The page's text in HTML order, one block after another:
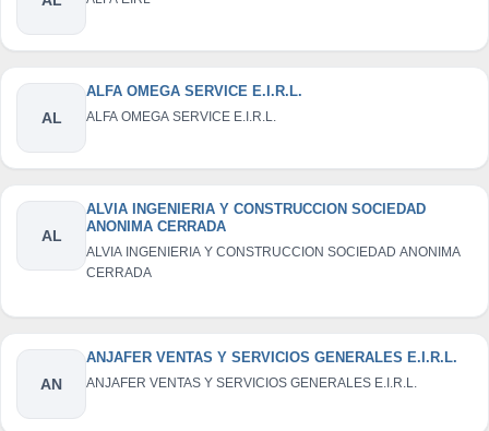
AL
ALFA OMEGA SERVICE E.I.R.L.
ALFA OMEGA SERVICE E.I.R.L.
AL
ALVIA INGENIERIA Y CONSTRUCCION SOCIEDAD
ANONIMA CERRADA
ALVIA INGENIERIA Y CONSTRUCCION SOCIEDAD ANONIMA
CERRADA
AN
ANJAFER VENTAS Y SERVICIOS GENERALES E.I.R.L.
ANJAFER VENTAS Y SERVICIOS GENERALES E.I.R.L.